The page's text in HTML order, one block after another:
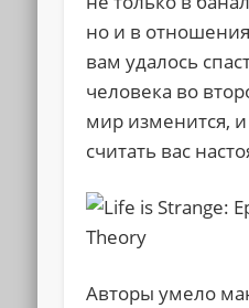
но и в
вам удалось
человека во
мир изменится, и
считать вас
Авторы умело